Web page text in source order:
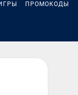
ПРОМОКОДЫ